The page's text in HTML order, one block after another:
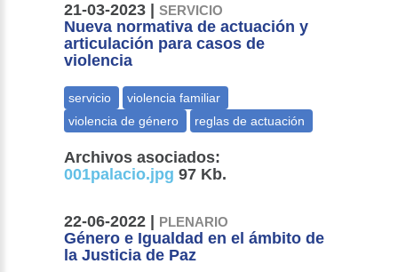
21-03-2023 |SERVICIO
Nueva normativa de actuación y
articulación para casos de
violencia
Archivos asociados:
001palacio.jpg 97 Kb.
22-06-2022 | PLENARIO
Género e Igualdad en el ámbito de
la Justicia de Paz